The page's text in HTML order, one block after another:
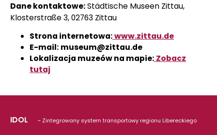
Dane kontaktowe:Städtische Museen Zittau,
Klosterstraße 3, 02763 Zittau
Strona internetowa:www.zittau.de
E-mail: museum@zittau.de
Lokalizacja muzeów na mapie: Zobacz
tutaj
IDOL – Zintegrowany system transportowy regionu Libereckiego